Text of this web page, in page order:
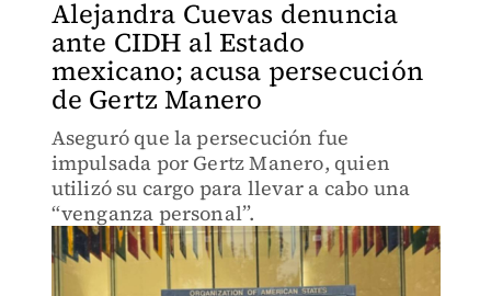
Alejandra Cuevas denuncia
ante CIDH al Estado
mexicano; acusa persecución
de Gertz Manero
Aseguró que la persecución fue
impulsada por Gertz Manero, quien
utilizó su cargo para llevar a cabo una
“venganza personal”.